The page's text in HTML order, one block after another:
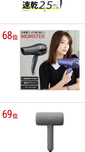
68位
69位